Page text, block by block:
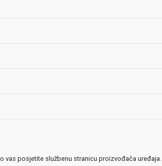
vas posjetite službenu stranicu proizvođača uređaja.